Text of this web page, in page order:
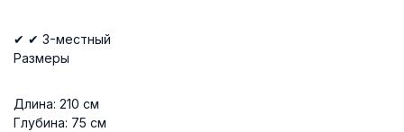
✔ ✔ 3-местный
Размеры
Длина: 210 см
Глубина: 75 см